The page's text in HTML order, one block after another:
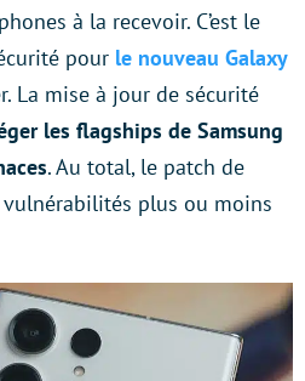
à la recevoir. C’est le
pour le nouveau Galaxy
La mise à jour de sécurité
les flagships de Samsung
. Au total, le patch de
plus ou moins